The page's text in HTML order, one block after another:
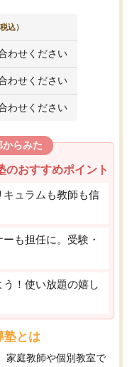
税込）
わせください
わせください
わせください
らみた
のおすすめポイント
キュラムも教師も信
も担任に。受験・
！使い放題の嬉し
塾とは
家庭教師や個別教室で